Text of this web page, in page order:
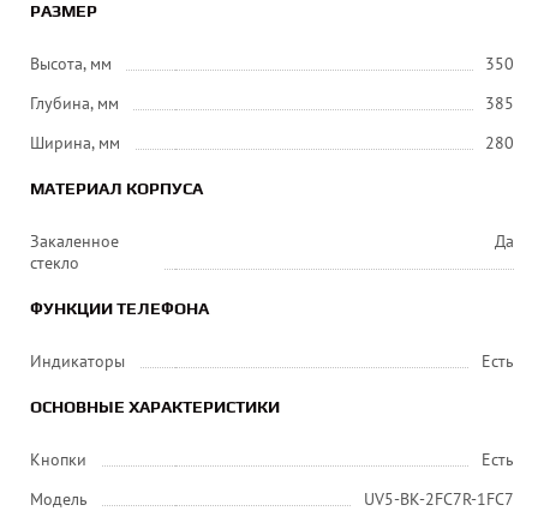
РАЗМЕР
Высота, мм
350
Глубина, мм
385
Ширина, мм
280
МАТЕРИАЛ КОРПУСА
Закаленное
стекло
Да
ФУНКЦИИ ТЕЛЕФОНА
Индикаторы Есть
ОСНОВНЫЕ ХАРАКТЕРИСТИКИ
Кнопки
Есть
Модель
UV5-BK-2FC7R-1FC7